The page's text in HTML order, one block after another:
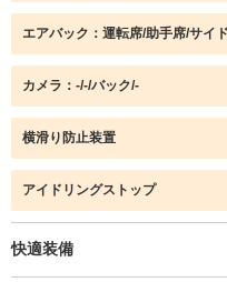
エアバック：運転席/助手席/サイ
カメラ：-/-/バック/-
横滑り防止装置
アイドリングストップ
快適装備